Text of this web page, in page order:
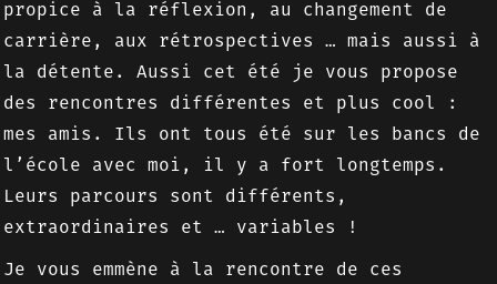
propice à la réflexion, au changement de
carrière, aux rétrospectives … mais aussi à
la détente. Aussi cet été je vous propose
des rencontres différentes et plus cool :
mes amis. Ils ont tous été sur les bancs de
l’école avec moi, il y a fort longtemps.
Leurs parcours sont différents,
extraordinaires et … variables !
Je vous emmène à la rencontre de ces